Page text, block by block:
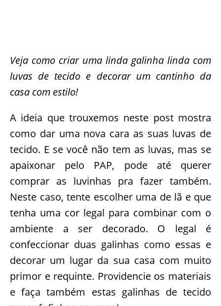
Veja como criar uma linda galinha linda com
luvas de tecido e decorar um cantinho da
casa com estilo!
A ideia que trouxemos neste post mostra
como dar uma nova cara as suas luvas de
tecido. E se você não tem as luvas, mas se
apaixonar pelo PAP, pode até querer
comprar as luvinhas pra fazer também.
Neste caso, tente escolher uma de lã e que
tenha uma cor legal para combinar com o
ambiente a ser decorado. O legal é
confeccionar duas galinhas como essas e
decorar um lugar da sua casa com muito
primor e requinte. Providencie os materiais